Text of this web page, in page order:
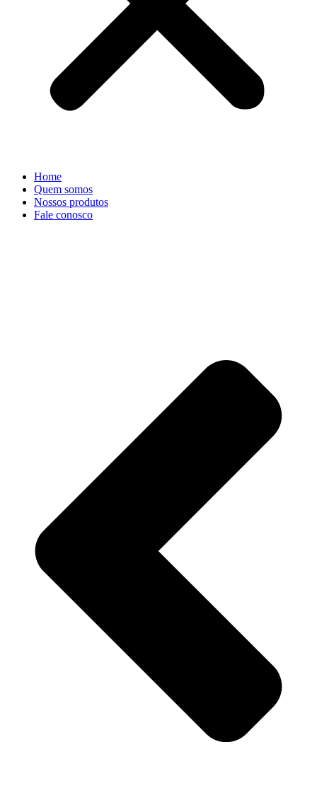
Home
Quem somos
Nossos produtos
Fale conosco